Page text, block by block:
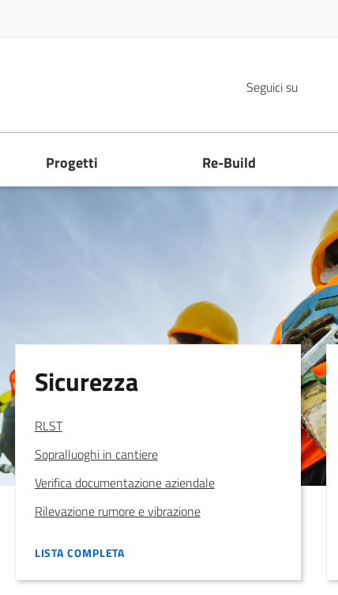
Seguici su
Progetti Re-Build
Sicurezza
RLST
Sopralluoghi in cantiere
Verifica documentazione aziendale
Rilevazione rumore e vibrazione
LISTA COMPLETA